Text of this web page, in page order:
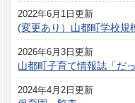
2022年6月1日更新
(変更あり）山都町学校規
2026年6月3日更新
山都町子育て情報誌「だっ
2024年4月2日更新